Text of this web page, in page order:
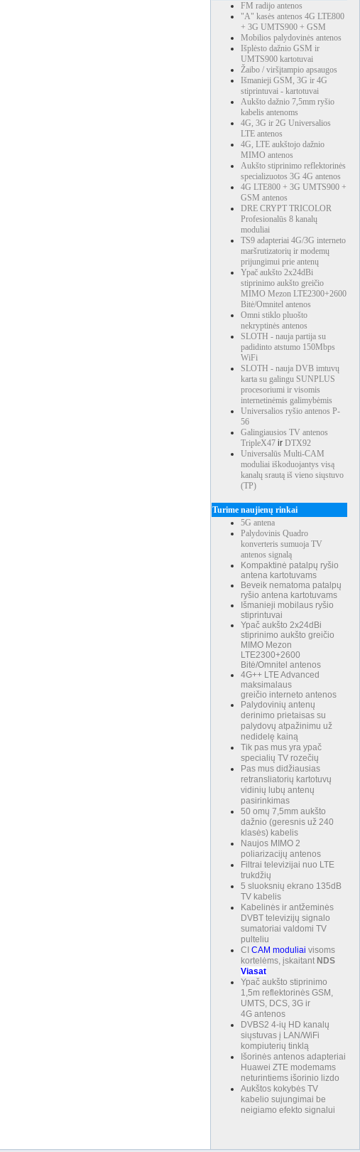
FM radijo antenos
"A" kasės antenos 4G LTE800
+ 3G UMTS900 + GSM
Mobilios palydovinės antenos
Išplėsto dažnio GSM ir
UMTS900 kartotuvai
Žaibo / viršįtampio apsaugos
Išmanieji GSM, 3G ir 4G
stiprintuvai - kartotuvai
Aukšto dažnio 7,5mm ryšio
kabelis antenoms
4G, 3G ir 2G Universalios
LTE antenos
4G, LTE aukštojo dažnio
MIMO antenos
Aukšto stiprinimo reflektorinės
specializuotos 3G 4G antenos
4G LTE800 + 3G UMTS900 +
GSM antenos
DRE CRYPT TRICOLOR
Profesionalūs 8 kanalų
moduliai
TS9 adapteriai 4G/3G interneto
maršrutizatorių ir modemų
prijungimui prie antenų
Ypač aukšto 2x24dBi
stiprinimo aukšto greičio
MIMO Mezon LTE2300+2600
Bitė/Omnitel antenos
Omni stiklo pluošto
nekryptinės antenos
SLOTH - nauja partija su
padidinto atstumo 150Mbps
WiFi
SLOTH - nauja DVB imtuvų
karta su galingu SUNPLUS
procesoriumi ir visomis
internetinėmis galimybėmis
Universalios ryšio antenos P-
56
Galingiausios TV antenos
TripleX47 ir DTX92
Universalūs Multi-CAM
moduliai iškoduojantys visą
kanalų srautą iš vieno siųstuvo
(TP)
Turime naujienų rinkai
5G antena
Palydovinis Quadro
konverteris sumuoja TV
antenos signalą
Kompaktinė patalpų ryšio
antena kartotuvams
Beveik nematoma patalpų
ryšio antena kartotuvams
Išmanieji mobilaus ryšio
stiprintuvai
Ypač aukšto 2x24dBi
stiprinimo aukšto greičio
MIMO Mezon
LTE2300+2600
Bitė/Omnitel antenos
4G++ LTE Advanced
maksimalaus
greičio interneto antenos
Palydovinių antenų
derinimo prietaisas su
palydovų atpažinimu už
nedidelę kainą
Tik pas mus yra ypač
specialių TV rozečių
Pas mus didžiausias
retransliatorių kartotuvų
vidinių lubų antenų
pasirinkimas
50 omų 7,5mm aukšto
dažnio (geresnis už 240
klasės) kabelis
Naujos MIMO 2
poliarizacijų antenos
Filtrai televizijai nuo LTE
trukdžių
5 sluoksnių ekrano 135dB
TV kabelis
Kabelinės ir antžeminės
DVBT televizijų signalo
sumatoriai valdomi TV
pulteliu
CI CAM moduliai visoms
kortelėms, įskaitant NDS
Viasat
Ypač aukšto stiprinimo
1,5m reflektorinės GSM,
UMTS, DCS, 3G ir
4G antenos
DVBS2 4-ių HD kanalų
siųstuvas į LAN/WiFi
kompiuterių tinklą
Išorinės antenos adapteriai
Huawei ZTE modemams
neturintiems išorinio lizdo
Aukštos kokybės TV
kabelio sujungimai be
neigiamo efekto signalui